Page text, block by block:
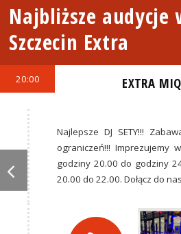
Najbliższe audycje
Szczecin Extra
20:00 EXTRA
Najlepsze DJ SETY!!!
ograniczeń!!! Imprezujemy
godziny 20.00 do godziny
20.00 do 22.00. Dołącz do